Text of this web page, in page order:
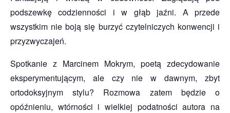
podszewkę codzienności i w głąb jaźni. A przede
wszystkim nie boją się burzyć czytelniczych konwencji i
przyzwyczajeń.
Spotkanie z Marcinem Mokrym, poetą zdecydowanie
eksperymentującym, ale czy nie w dawnym, zbyt
ortodoksyjnym stylu? Rozmowa zatem będzie o
opóźnieniu, wtórności i wielkiej podatności autora na